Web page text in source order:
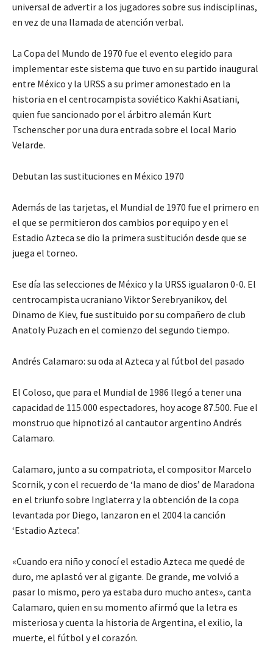
universal de advertir a los jugadores sobre sus indisciplinas,
en vez de una llamada de atención verbal.
La Copa del Mundo de 1970 fue el evento elegido para
implementar este sistema que tuvo en su partido inaugural
entre México y la URSS a su primer amonestado en la
historia en el centrocampista soviético Kakhi Asatiani,
quien fue sancionado por el árbitro alemán Kurt
Tschenscher por una dura entrada sobre el local Mario
Velarde.
Debutan las sustituciones en México 1970
Además de las tarjetas, el Mundial de 1970 fue el primero en
el que se permitieron dos cambios por equipo y en el
Estadio Azteca se dio la primera sustitución desde que se
juega el torneo.
Ese día las selecciones de México y la URSS igualaron 0-0. El
centrocampista ucraniano Viktor Serebryanikov, del
Dinamo de Kiev, fue sustituido por su compañero de club
Anatoly Puzach en el comienzo del segundo tiempo.
Andrés Calamaro: su oda al Azteca y al fútbol del pasado
El Coloso, que para el Mundial de 1986 llegó a tener una
capacidad de 115.000 espectadores, hoy acoge 87.500. Fue el
monstruo que hipnotizó al cantautor argentino Andrés
Calamaro.
Calamaro, junto a su compatriota, el compositor Marcelo
Scornik, y con el recuerdo de ‘la mano de dios’ de Maradona
en el triunfo sobre Inglaterra y la obtención de la copa
levantada por Diego, lanzaron en el 2004 la canción
‘Estadio Azteca’.
«Cuando era niño y conocí el estadio Azteca me quedé de
duro, me aplastó ver al gigante. De grande, me volvió a
pasar lo mismo, pero ya estaba duro mucho antes», canta
Calamaro, quien en su momento afirmó que la letra es
misteriosa y cuenta la historia de Argentina, el exilio, la
muerte, el fútbol y el corazón.